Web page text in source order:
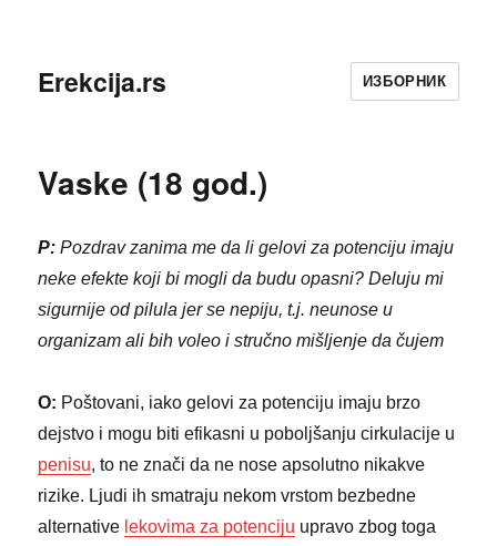
Erekcija.rs ИЗБОРНИК
Vaske (18 god.)
P: Pozdrav zanima me da li gelovi za potenciju imaju
neke efekte koji bi mogli da budu opasni? Deluju mi
sigurnije od pilula jer se nepiju, t.j. neunose u
organizam ali bih voleo i stručno mišljenje da čujem
O: Poštovani, iako gelovi za potenciju imaju brzo
dejstvo i mogu biti efikasni u poboljšanju cirkulacije u
penisu, to ne znači da ne nose apsolutno nikakve
rizike. Ljudi ih smatraju nekom vrstom bezbedne
alternative lekovima za potenciju upravo zbog toga